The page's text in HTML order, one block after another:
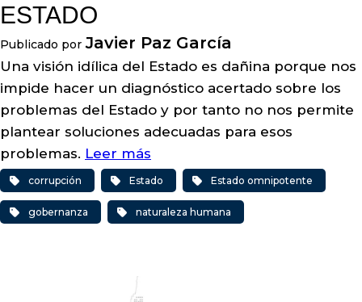
ESTADO
Publicado por Javier Paz García
Una visión idílica del Estado es dañina porque nos
impide hacer un diagnóstico acertado sobre los
problemas del Estado y por tanto no nos permite
plantear soluciones adecuadas para esos
problemas. Leer más
corrupción Estado Estado omnipotente
gobernanza naturaleza humana